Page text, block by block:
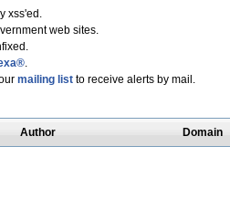
xss'ed.
web sites.
.
mailing listto receive alerts by mail.
Author Domain